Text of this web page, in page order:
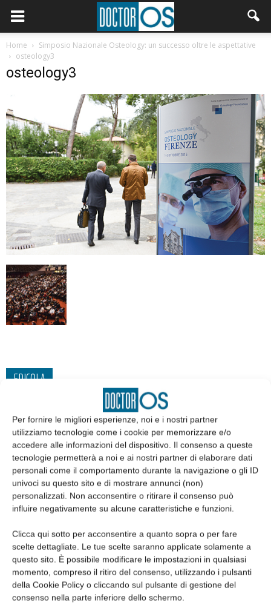
Per fornire le migliori esperienze, noi e i nostri partner
utilizziamo tecnologie come i cookie per memorizzare e/o
accedere alle informazioni del dispositivo. Il consenso a queste
tecnologie permetterà a noi e ai nostri partner di elaborare dati
personali come il comportamento durante la navigazione o gli ID
univoci su questo sito e di mostrare annunci (non)
personalizzati. Non acconsentire o ritirare il consenso può
influire negativamente su alcune caratteristiche e funzioni.
Clicca qui sotto per acconsentire a quanto sopra o per fare
scelte dettagliate. Le tue scelte saranno applicate solamente a
questo sito. È possibile modificare le impostazioni in qualsiasi
momento, compreso il ritiro del consenso, utilizzando i pulsanti
della Cookie Policy o cliccando sul pulsante di gestione del
consenso nella parte inferiore dello schermo.
Home
Simposio Nazionale Osteology: un successo oltre le aspettative
osteology3
osteology3
EDICOLA
Edicola web
Abbonati